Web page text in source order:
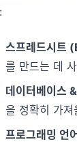
스프레드시트
를 만드는 데
데이터베이스
을 정확히 가
프로그래밍